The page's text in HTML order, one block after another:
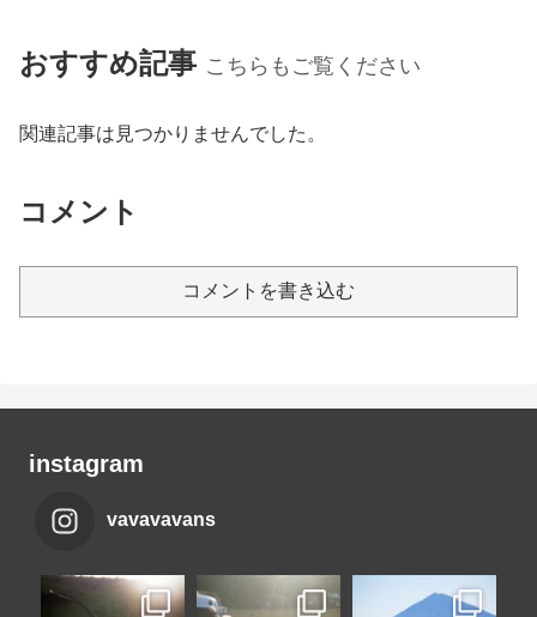
おすすめ記事 こちらもご覧ください
関連記事は見つかりませんでした。
コメント
コメントを書き込む
instagram
vavavavans